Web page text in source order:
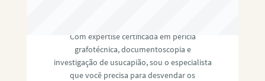
Com expertise certificada em perícia
grafotécnica, documentoscopia e
investigação de usucapião, sou o especialista
que você precisa para desvendar os